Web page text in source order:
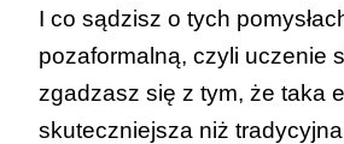
I co sądzisz o tych
pozaformalną, czyli uczenie
zgadzasz się z tym, że taka
skuteczniejsza niż